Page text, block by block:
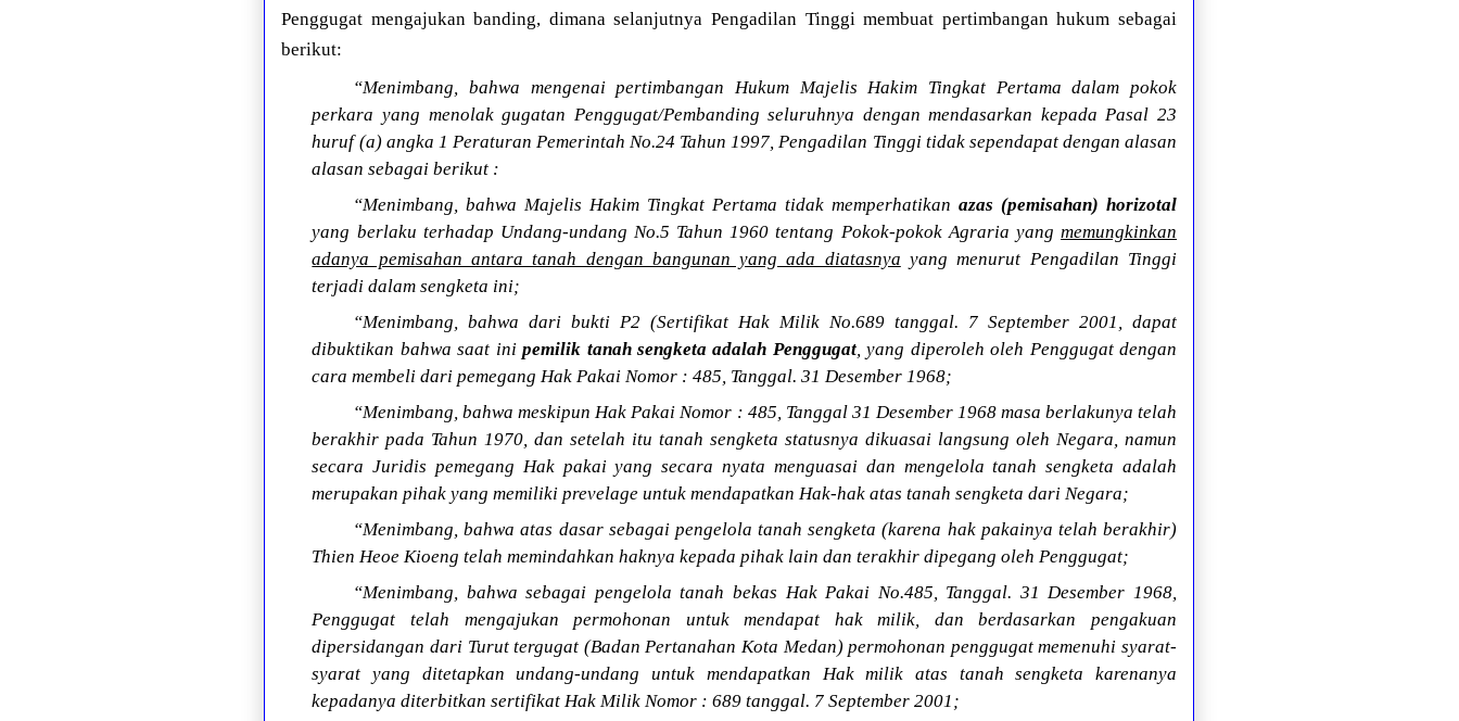
Penggugat mengajukan banding, dimana selanjutnya Pengadilan Tinggi membuat pertimbangan hukum sebagai
berikut:
“Menimbang, bahwa mengenai pertimbangan Hukum Majelis Hakim Tingkat Pertama dalam pokok
perkara yang menolak gugatan Penggugat/Pembanding seluruhnya dengan mendasarkan kepada Pasal 23
huruf (a) angka 1 Peraturan Pemerintah No.24 Tahun 1997, Pengadilan Tinggi tidak sependapat dengan alasan
alasan sebagai berikut :
“Menimbang, bahwa Majelis Hakim Tingkat Pertama tidak memperhatikanazas (pemisahan) horizotal
yang berlaku terhadap Undang-undang No.5 Tahun 1960 tentang Pokok-pokok Agraria yang memungkinkan
adanya pemisahan antara tanah dengan bangunan yang ada diatasnya yang menurut Pengadilan Tinggi
terjadi dalam sengketa ini;
“Menimbang, bahwa dari bukti P2 (Sertifikat Hak Milik No.689 tanggal. 7 September 2001, dapat
dibuktikan bahwa saat inipemilik tanah sengketa adalah Penggugat, yang diperoleh oleh Penggugat dengan
cara membeli dari pemegang Hak Pakai Nomor : 485, Tanggal. 31 Desember 1968;
“Menimbang, bahwa meskipun Hak Pakai Nomor : 485, Tanggal 31 Desember 1968 masa berlakunya telah
berakhir pada Tahun 1970, dan setelah itu tanah sengketa statusnya dikuasai langsung oleh Negara, namun
secara Juridis pemegang Hak pakai yang secara nyata menguasai dan mengelola tanah sengketa adalah
merupakan pihak yang memiliki prevelage untuk mendapatkan Hak-hak atas tanah sengketa dari Negara;
“Menimbang, bahwa atas dasar sebagai pengelola tanah sengketa (karena hak pakainya telah berakhir)
Thien Heoe Kioeng telah memindahkan haknya kepada pihak lain dan terakhir dipegang oleh Penggugat;
“Menimbang, bahwa sebagai pengelola tanah bekas Hak Pakai No.485, Tanggal. 31 Desember 1968,
Penggugat telah mengajukan permohonan untuk mendapat hak milik, dan berdasarkan pengakuan
dipersidangan dari Turut tergugat (Badan Pertanahan Kota Medan) permohonan penggugat memenuhi syarat-
syarat yang ditetapkan undang-undang untuk mendapatkan Hak milik atas tanah sengketa karenanya
kepadanya diterbitkan sertifikat Hak Milik Nomor : 689 tanggal. 7 September 2001;